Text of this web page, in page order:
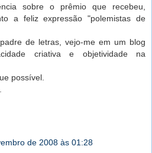
sobre o prêmio que recebeu,
a feliz expressão "polemistas de
de letras, vejo-me em um blog
criativa e objetividade na
possível.
de 2008 às 01:28